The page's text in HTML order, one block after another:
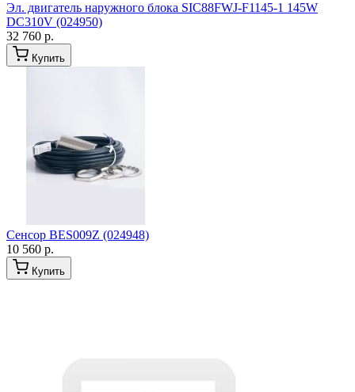
Эл. двигатель наружного блока SIC88FWJ-F1145-1 145W
DC310V (024950)
32 760 р.
Купить
Сенсор BES009Z (024948)
10 560 р.
Купить